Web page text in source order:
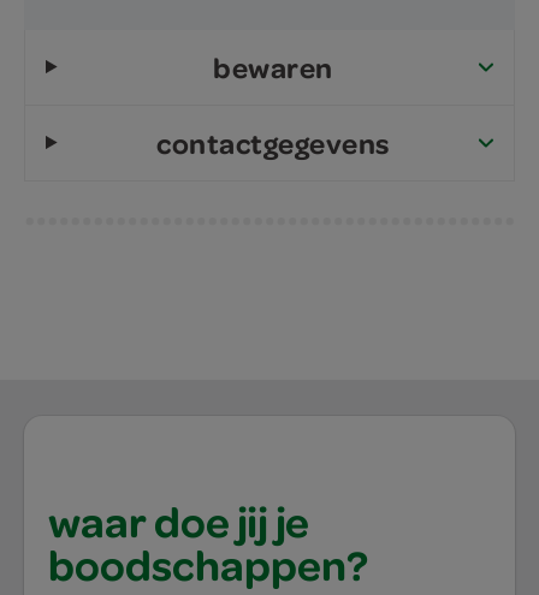
bewaren
contactgegevens
waar doe jij je
boodschappen?